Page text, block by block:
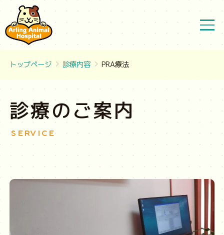
トップページ 診療内容 PRA療法
診療のご案内
SERVICE